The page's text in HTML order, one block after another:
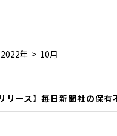
2022年 > 10月
リース】毎日新聞社の保有